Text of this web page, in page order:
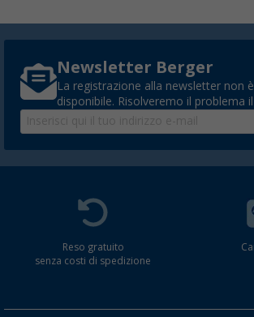
Newsletter Berger
La registrazione alla newsletter non
disponibile. Risolveremo il problema
Reso gratuito
senza costi di spedizione